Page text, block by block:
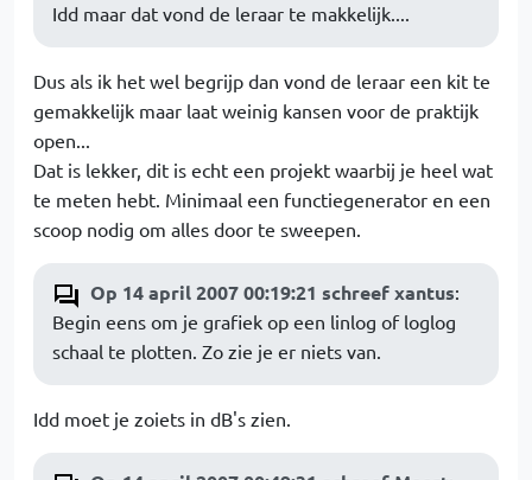
Idd maar dat vond de leraar te makkelijk....
Dus als ik het wel begrijp dan vond de leraar een kit te
gemakkelijk maar laat weinig kansen voor de praktijk
open...
Dat is lekker, dit is echt een projekt waarbij je heel wat
te meten hebt. Minimaal een functiegenerator en een
scoop nodig om alles door te sweepen.
Op 14 april 2007 00:19:21 schreef xantus:
Begin eens om je grafiek op een linlog of loglog
schaal te plotten. Zo zie je er niets van.
Idd moet je zoiets in dB's zien.